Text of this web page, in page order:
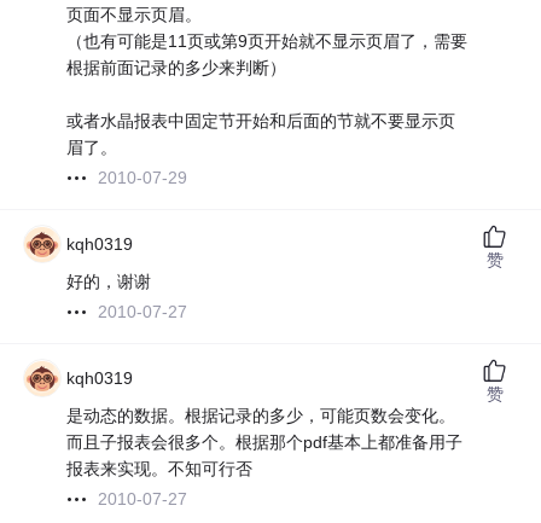
页面不显示页眉。
（也有可能是11页或第9页开始就不显示页眉了，需要
根据前面记录的多少来判断）
或者水晶报表中固定节开始和后面的节就不要显示页
眉了。
2010-07-29
kqh0319
好的，谢谢
2010-07-27
赞
kqh0319
是动态的数据。根据记录的多少，可能页数会变化。
而且子报表会很多个。根据那个pdf基本上都准备用子
报表来实现。不知可行否
2010-07-27
赞